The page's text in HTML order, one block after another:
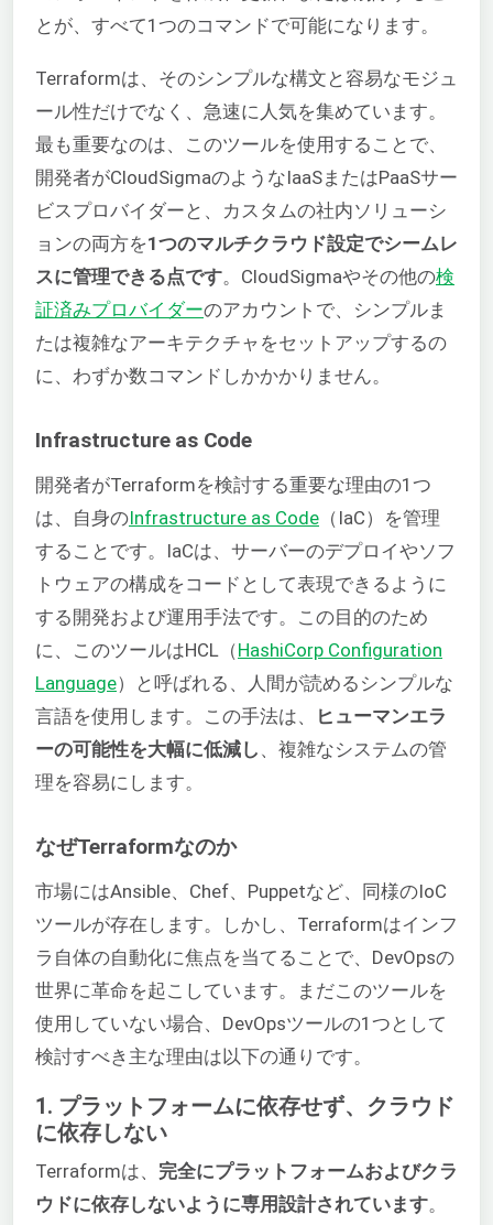
とが、すべて1つのコマンドで可能になります。
Terraformは、そのシンプルな構文と容易なモジュ
ール性だけでなく、急速に人気を集めています。
最も重要なのは、このツールを使用することで、
開発者がCloudSigmaのようなIaaSまたはPaaSサー
ビスプロバイダーと、カスタムの社内ソリューシ
ョンの両方を1つのマルチクラウド設定でシームレ
スに管理できる点です。CloudSigmaやその他の検
証済みプロバイダーのアカウントで、シンプルま
たは複雑なアーキテクチャをセットアップするの
に、わずか数コマンドしかかかりません。
Infrastructure as Code
開発者がTerraformを検討する重要な理由の1つ
は、自身のInfrastructure as Code （IaC）を管理
することです。IaCは、サーバーのデプロイやソフ
トウェアの構成をコードとして表現できるように
する開発および運用手法です。この目的のため
に、このツールはHCL（HashiCorp Configuration
Language）と呼ばれる、人間が読めるシンプルな
言語を使用します。この手法は、
ヒューマンエラ
ーの可能性を大幅に低減し 、複雑なシステムの管
理を容易にします。
なぜTerraformなのか
市場にはAnsible、Chef、Puppetなど、同様のIoC
ツールが存在します。しかし、Terraformはインフ
ラ自体の自動化に焦点を当てることで、DevOpsの
世界に革命を起こしています。まだこのツールを
使用していない場合、DevOpsツールの1つとして
検討すべき主な理由は以下の通りです。
1. プラットフォームに依存せず、クラウド
に依存しない
Terraformは、 完全にプラットフォームおよびクラ
ウドに依存しないように専用設計されています。